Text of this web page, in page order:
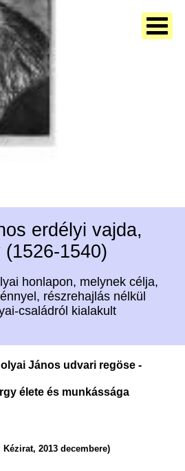
erdélyi vajda,
1540)
honlapon, melynek célja,
részrehajlás nélkül
családról kialakult
János udvari regöse -
élete és munkássága
Kézirat, 2013 decembere)